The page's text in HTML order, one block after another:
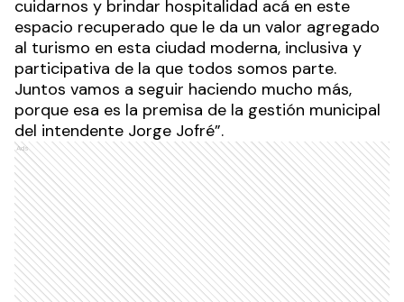
cuidarnos y brindar hospitalidad acá en este
espacio recuperado que le da un valor agregado
al turismo en esta ciudad moderna, inclusiva y
participativa de la que todos somos parte.
Juntos vamos a seguir haciendo mucho más,
porque esa es la premisa de la gestión municipal
del intendente Jorge Jofré”.
Ads